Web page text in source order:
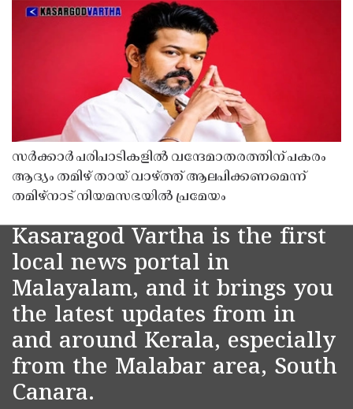
സർക്കാർ പരിപാടികളിൽ വന്ദേമാതരത്തിന് പകരം
ആദ്യം തമിഴ് തായ് വാഴ്ത്ത് ആലപിക്കണമെന്ന്
തമിഴ്നാട് നിയമസഭയിൽ പ്രമേയം
Kasaragod Vartha is the first
local news portal in
Malayalam, and it brings you
the latest updates from in
and around Kerala, especially
from the Malabar area, South
Canara.